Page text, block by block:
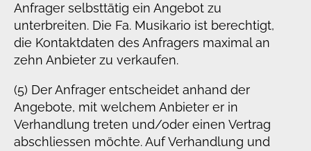
Anfrager selbsttätig ein Angebot zu
unterbreiten. Die Fa. Musikario ist berechtigt,
die Kontaktdaten des Anfragers maximal an
zehn Anbieter zu verkaufen.
(5) Der Anfrager entscheidet anhand der
Angebote, mit welchem Anbieter er in
Verhandlung treten und/oder einen Vertrag
abschliessen möchte. Auf Verhandlung und